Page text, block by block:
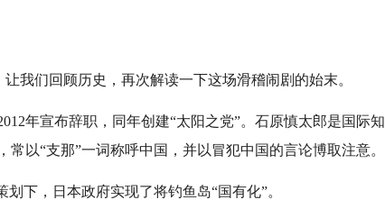
我们回顾历史，再次解读一下这场滑稽闹剧的始末。
年宣布辞职，同年创建“太阳之党”。石原慎太郎是国际知
以“支那”一词称呼中国，并以冒犯中国的言论博取注意。
下，日本政府实现了将钓鱼岛“国有化”。